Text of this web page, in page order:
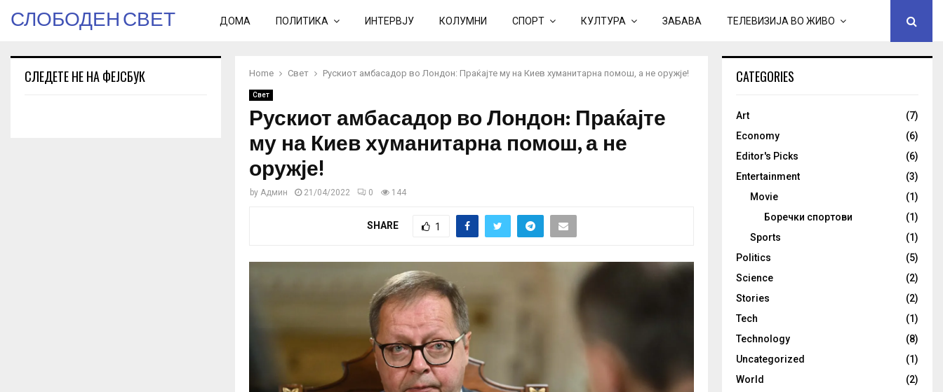
СЛОБОДЕН СВЕТ ДОМА ПОЛИТИКА ИНТЕРВЈУ КОЛУМНИ СПОРТ КУЛТУРА ЗАБАВА ТЕЛЕВИЗИЈА ВО ЖИВО
Home Свет Рускиот амбасадор во Лондон: Праќајте му на Киев хуманитарна помош, а не оружје!
Свет
Рускиот амбасадор во Лондон: Праќајте
му на Киев хуманитарна помош, а не
оружје!
by Админ 21/04/2022 0 144
SHARE 1
СЛЕДЕТЕ НЕ НА ФЕЈСБУК CATEGORIES
Art
(7)
Economy
(6)
Editor's Picks
(6)
Entertainment
(3)
Movie
(1)
Боречки спортови
(1)
Sports
(1)
Politics
(5)
Science
(2)
Stories
(2)
Tech
(1)
Technology
(8)
Uncategorized
(1)
World
(2)